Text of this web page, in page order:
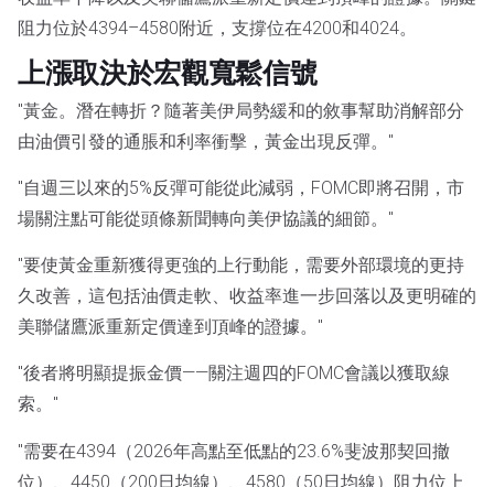
阻力位於4394–4580附近，支撐位在4200和4024。
上漲取決於宏觀寬鬆信號
"黃金。潛在轉折？隨著美伊局勢緩和的敘事幫助消解部分
由油價引發的通脹和利率衝擊，黃金出現反彈。"
"自週三以來的5%反彈可能從此減弱，FOMC即將召開，市
場關注點可能從頭條新聞轉向美伊協議的細節。"
"要使黃金重新獲得更強的上行動能，需要外部環境的更持
久改善，這包括油價走軟、收益率進一步回落以及更明確的
美聯儲鷹派重新定價達到頂峰的證據。"
"後者將明顯提振金價——關注週四的FOMC會議以獲取線
索。"
"需要在4394（2026年高點至低點的23.6%斐波那契回撤
位）、4450（200日均線）、4580（50日均線）阻力位上